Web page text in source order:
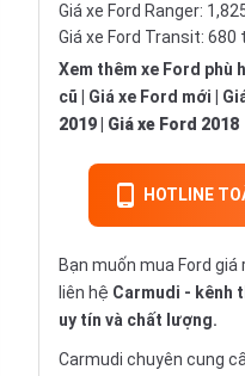
Giá xe Ford Ranger:
Giá xe Ford Transit: 680
Xem thêm xe Ford phù
cũ
Giá xe Ford mới
2019
Giá xe Ford 2018
HOTLINE
Bạn muốn mua Ford giá
liên hệ Carmudi - kênh
uy tín và chất lượng.
Carmudi chuyên cung